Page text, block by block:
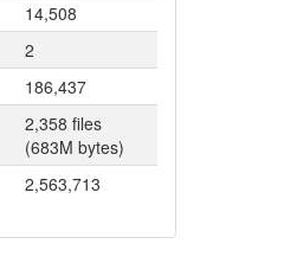
14,508
2
186,437
2,358 files
(683M bytes)
2,563,713